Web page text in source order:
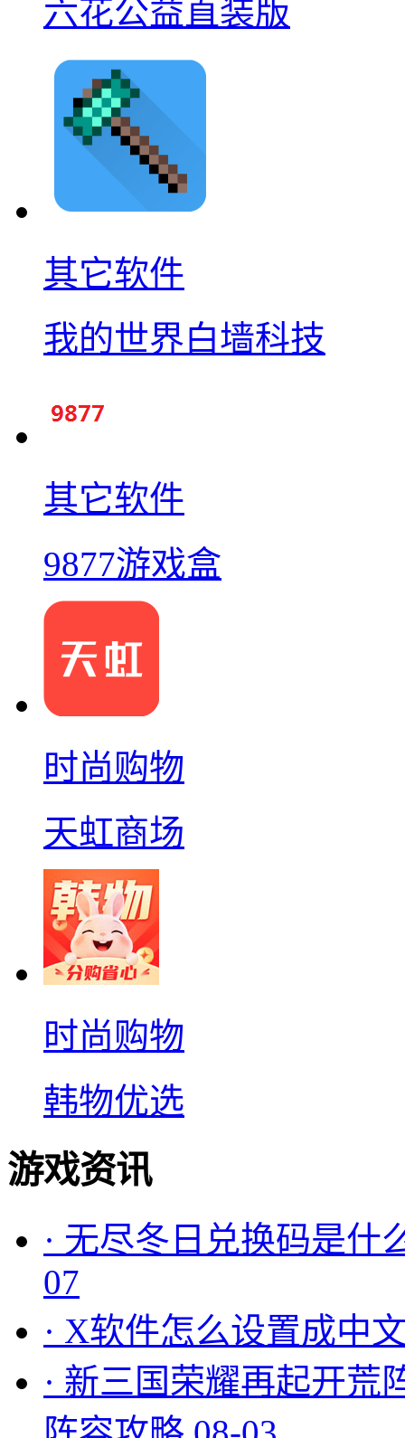
六花公益直装版
其它软件
我的世界白墙科技
其它软件
9877游戏盒
时尚购物
天虹商场
时尚购物
韩物优选
游戏资讯
· 无尽冬日兑换码是什
07
· X软件怎么设置成中
· 新三国荣耀再起开荒